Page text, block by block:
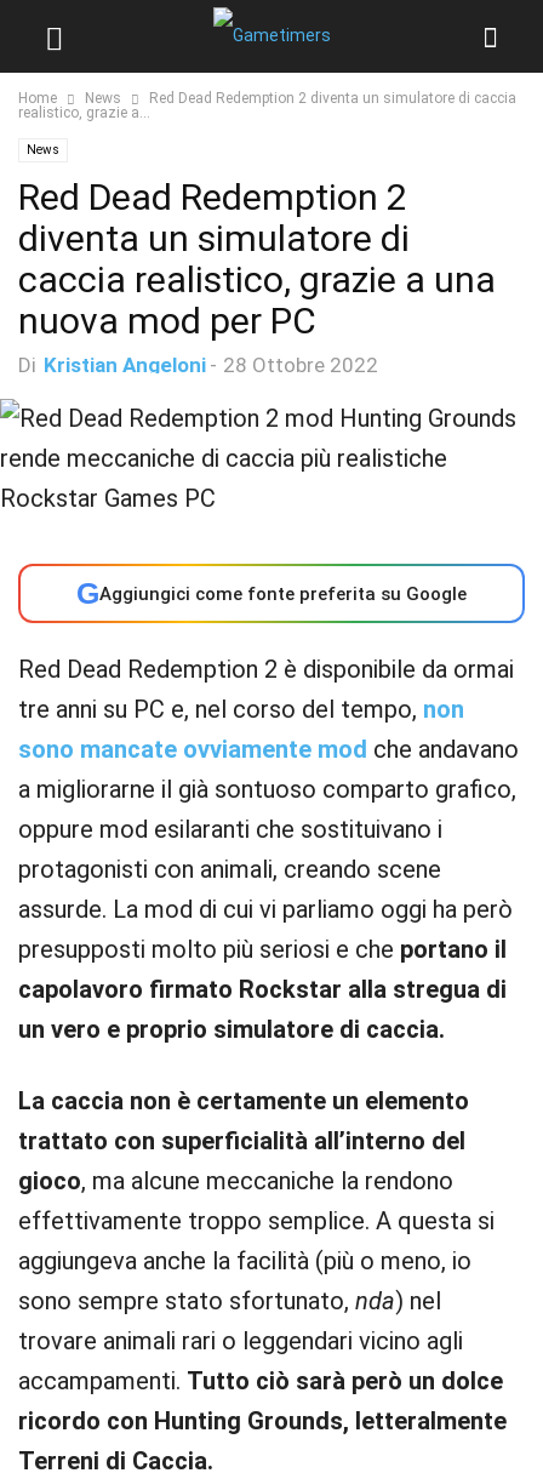
Home News
Red Dead Redemption 2 diventa un simulatore di caccia
realistico, grazie a...
News
Red Dead Redemption 2
diventa un simulatore di
caccia realistico, grazie a una
nuova mod per PC
Di Kristian Angeloni - 28 Ottobre 2022
GAggiungici come fonte preferita su Google
Red Dead Redemption 2 è disponibile da ormai
tre anni su PC e, nel corso del tempo, non
sono mancate ovviamente mod che andavano
a migliorarne il già sontuoso comparto grafico,
oppure mod esilaranti che sostituivano i
protagonisti con animali, creando scene
assurde. La mod di cui vi parliamo oggi ha però
presupposti molto più seriosi e che portano il
capolavoro firmato Rockstar alla stregua di
un vero e proprio simulatore di caccia.
La caccia non è certamente un elemento
trattato con superficialità all’interno del
gioco, ma alcune meccaniche la rendono
effettivamente troppo semplice. A questa si
aggiungeva anche la facilità (più o meno, io
sono sempre stato sfortunato, nda) nel
trovare animali rari o leggendari vicino agli
accampamenti. Tutto ciò sarà però un dolce
ricordo con Hunting Grounds, letteralmente
Terreni di Caccia.